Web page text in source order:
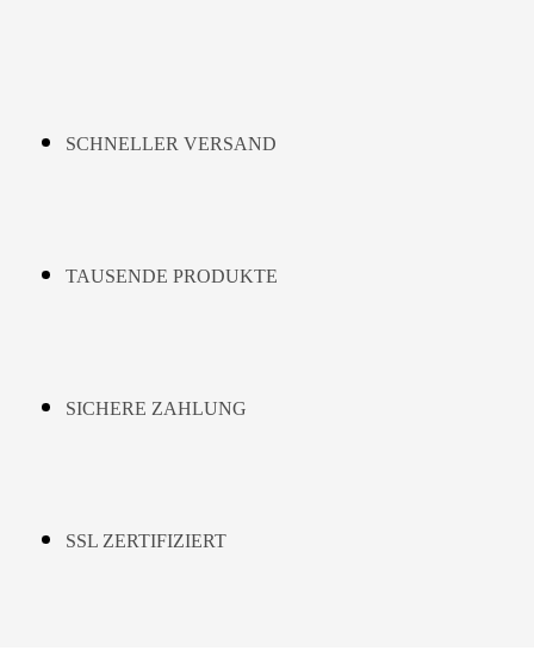
SCHNELLER VERSAND
TAUSENDE PRODUKTE
SICHERE ZAHLUNG
SSL ZERTIFIZIERT